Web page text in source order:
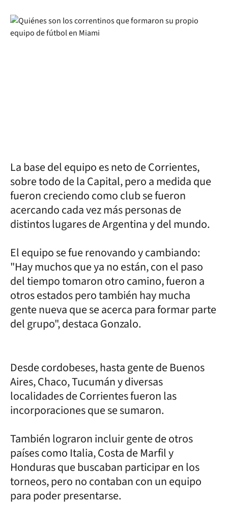
La base del equipo es neto de Corrientes,
sobre todo de la Capital, pero a medida que
fueron creciendo como club se fueron
acercando cada vez más personas de
distintos lugares de Argentina y del mundo.
El equipo se fue renovando y cambiando:
"Hay muchos que ya no están, con el paso
del tiempo tomaron otro camino, fueron a
otros estados pero también hay mucha
gente nueva que se acerca para formar parte
del grupo", destaca Gonzalo.
Desde cordobeses, hasta gente de Buenos
Aires, Chaco, Tucumán y diversas
localidades de Corrientes fueron las
incorporaciones que se sumaron.
También lograron incluir gente de otros
países como Italia, Costa de Marfil y
Honduras que buscaban participar en los
torneos, pero no contaban con un equipo
para poder presentarse.